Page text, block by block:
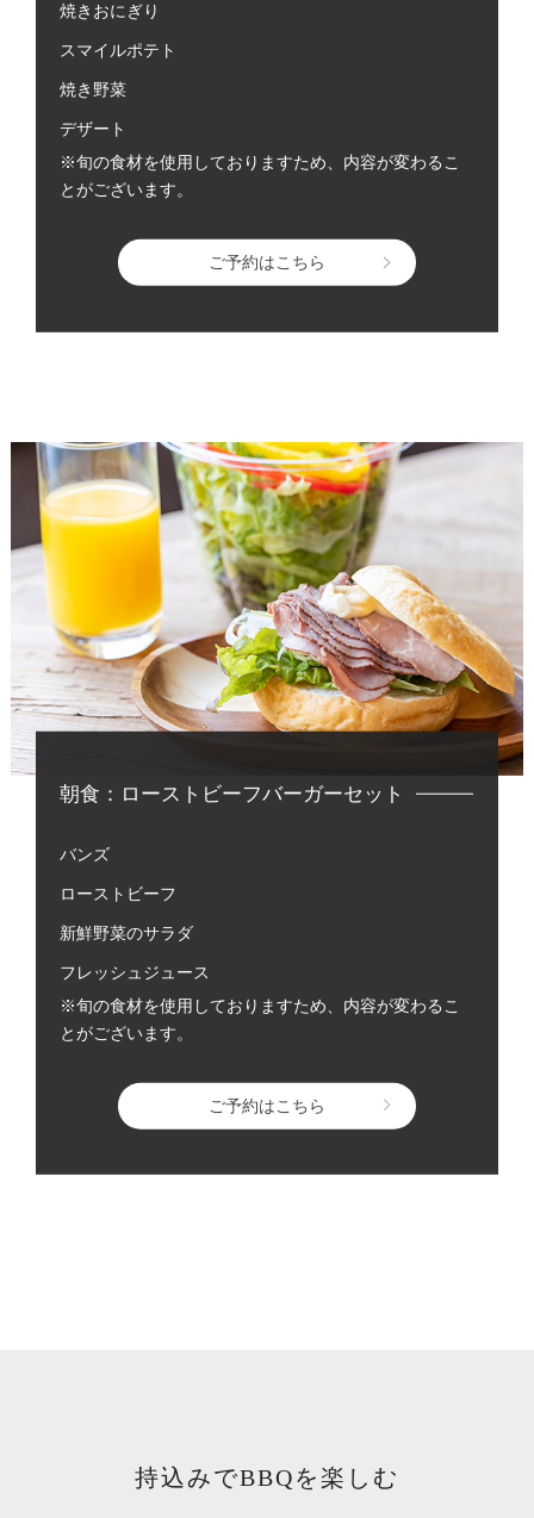
焼きおにぎり
スマイルポテト
焼き野菜
デザート
※旬の食材を使用しておりますため、内容が変わるこ
とがございます。
ご予約はこちら
朝食：ローストビーフバーガーセット
バンズ
ローストビーフ
新鮮野菜のサラダ
フレッシュジュース
※旬の食材を使用しておりますため、内容が変わるこ
とがございます。
ご予約はこちら
持込みでBBQを楽しむ